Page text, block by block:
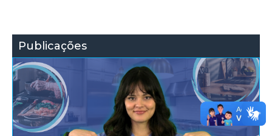
Publicações